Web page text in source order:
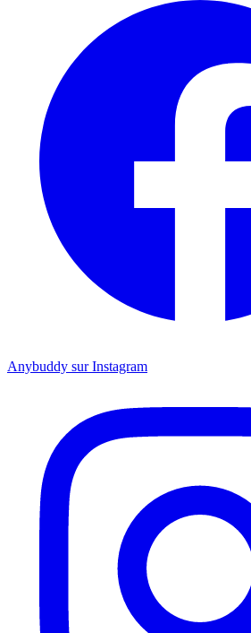
Anybuddy sur Instagram